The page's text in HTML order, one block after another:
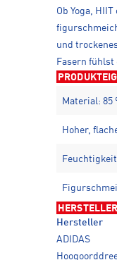
Ob Yoga,
und
Fasern fühlst
Material: 85
Hoher,
Hersteller
ADIDAS